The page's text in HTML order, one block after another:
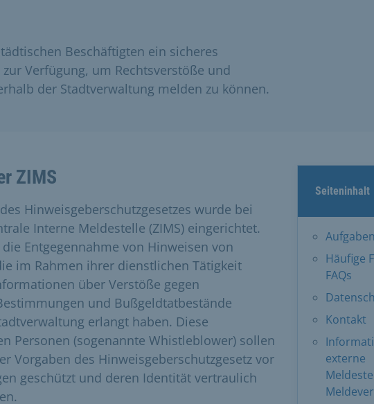
Beschäftigten ein sicheres
Verfügung, um Rechtsverstöße und
der Stadtverwaltung melden zu können.
Seiteninhalt
Häufige
FAQs
Kontakt
externe
ZIMS
Hinweisgeberschutzgesetzes wurde bei
Interne Meldestelle (ZIMS) eingerichtet.
Entgegennahme von Hinweisen von
im Rahmen ihrer dienstlichen Tätigkeit
über Verstöße gegen
und Bußgeldtatbestände
erlangt haben. Diese
Personen (sogenannte Whistleblower) sollen
Vorgaben des Hinweisgeberschutzgesetz vor
geschützt und deren Identität vertraulich